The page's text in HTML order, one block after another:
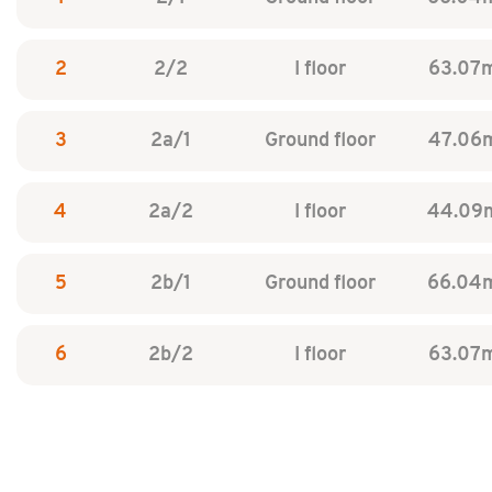
2 2/2 I floor
3 2a/1 Ground floor
4 2a/2 I floor
5 2b/1 Ground floor
6 2b/2 I floor